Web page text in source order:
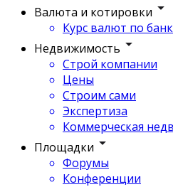
Валюта и котировки
Курс валют по
Недвижимость
Строй компании
Цены
Строим сами
Экспертиза
Коммерческая
Площадки
Форумы
Конференции